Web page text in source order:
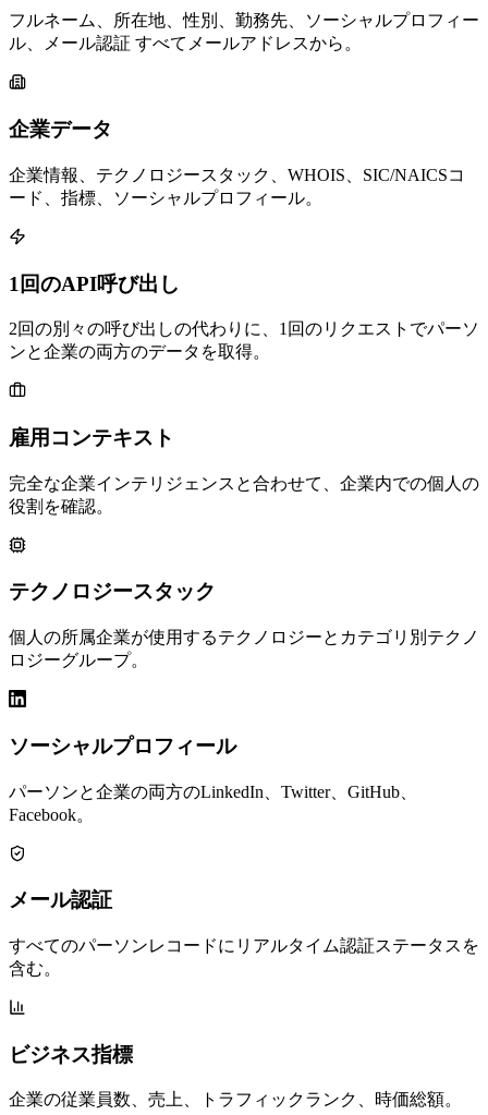
フルネーム、所在地、性別、勤務先、ソーシャルプロフィー
ル、メール認証 すべてメールアドレスから。
企業データ
企業情報、テクノロジースタック、WHOIS、SIC/NAICSコ
ード、指標、ソーシャルプロフィール。
1回のAPI呼び出し
2回の別々の呼び出しの代わりに、1回のリクエストでパーソ
ンと企業の両方のデータを取得。
雇用コンテキスト
完全な企業インテリジェンスと合わせて、企業内での個人の
役割を確認。
テクノロジースタック
個人の所属企業が使用するテクノロジーとカテゴリ別テクノ
ロジーグループ。
ソーシャルプロフィール
パーソンと企業の両方のLinkedIn、Twitter、GitHub、
Facebook。
メール認証
すべてのパーソンレコードにリアルタイム認証ステータスを
含む。
ビジネス指標
企業の従業員数、売上、トラフィックランク、時価総額。